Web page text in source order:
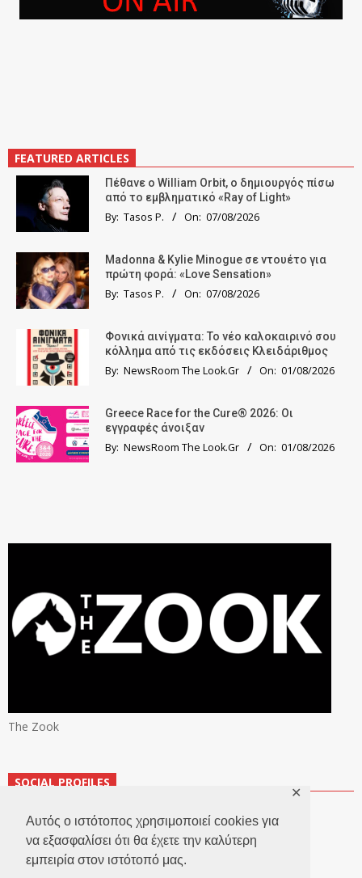
Αυτός ο ιστότοπος χρησιμοποιεί cookies για
να εξασφαλίσει ότι θα έχετε την καλύτερη
εμπειρία στον ιστότοπό μας.
✕
FEATURED ARTICLES
Πέθανε ο William Orbit, ο δημιουργός πίσω
από το εμβληματικό «Ray of Light»
By: Tasos P. On: 07/08/2026
Madonna & Kylie Minogue σε ντουέτο για
πρώτη φορά: «Love Sensation»
By: Tasos P. On: 07/08/2026
Φονικά αινίγματα: Το νέο καλοκαιρινό σου
κόλλημα από τις εκδόσεις Κλειδάριθμος
By: NewsRoom The Look.Gr On: 01/08/2026
Greece Race for the Cure® 2026: Οι
εγγραφές άνοιξαν
By: NewsRoom The Look.Gr On: 01/08/2026
The Zook
SOCIAL PROFILES